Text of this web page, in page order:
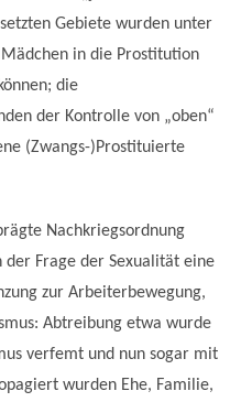
Gebiete wurden unter
in die Prostitution
die
der Kontrolle von „oben“
(Zwangs-)Prostituierte
Nachkriegsordnung
Frage der Sexualität eine
zur Arbeiterbewegung,
Abtreibung etwa wurde
verfemt und nun sogar mit
wurden Ehe, Familie,